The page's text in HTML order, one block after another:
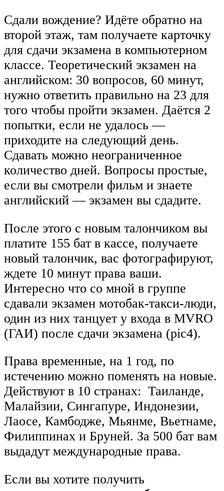
Сдали вождение? Идёте обратно на
второй этаж, там получаете карточку
для сдачи экзамена в компьютерном
классе. Теоретический экзамен на
английском: 30 вопросов, 60 минут,
нужно ответить правильно на 23 для
того чтобы пройти экзамен. Даётся 2
попытки, если не удалось —
приходите на следующий день.
Сдавать можно неограниченное
количество дней. Вопросы простые,
если вы смотрели фильм и знаете
английский — экзамен вы сдадите.
После этого с новым талончиком вы
платите 155 бат в кассе, получаете
новый талончик, вас фотографируют,
ждете 10 минут права ваши.
Интересно что со мной в группе
сдавали экзамен мотобак-такси-люди,
один из них танцует у входа в MVRO
(ГАИ) после сдачи экзамена (pic4).
Права временные, на 1 год, по
истечению можно поменять на новые.
Действуют в 10 странах: Таиланде,
Малайзии, Сингапуре, Индонезии,
Лаосе, Камбодже, Мьянме, Вьетнаме,
Филиппинах и Бруней. За 500 бат вам
выдадут международные права.
Если вы хотите получить